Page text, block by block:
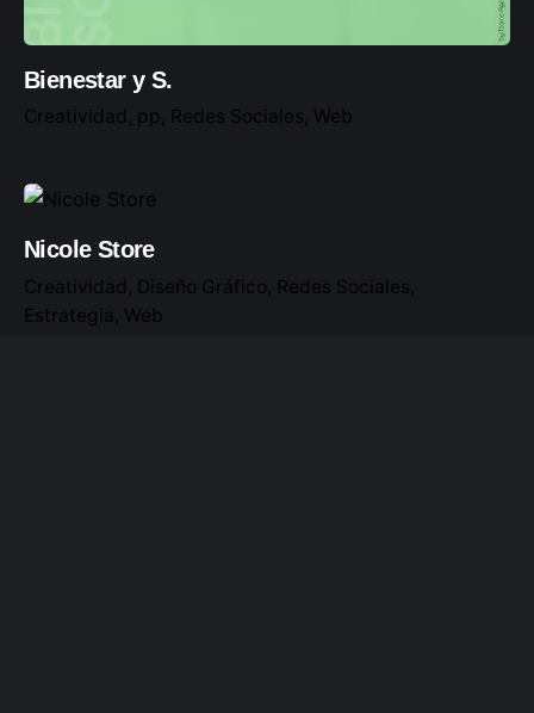
Bienestar y S.
Creatividad pp Redes Sociales Web
Nicole Store
Creatividad Diseño Gráfico Redes Sociales
Estrategia Web